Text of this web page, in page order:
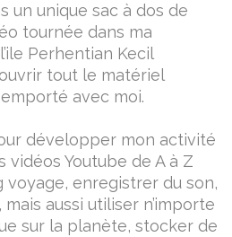
un unique sac à dos de
tournée dans ma
Perhentian Kecil
tout le matériel
avec moi.
développer mon activité
Youtube de A à Z
enregistrer du son,
aussi utiliser n’importe
sur la planète, stocker de